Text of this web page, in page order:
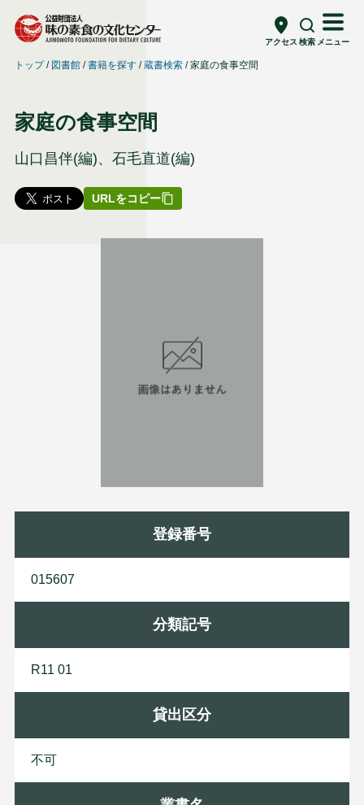
アクセス 検索 メニュー
トップ 図書館 書籍を探す 蔵書検索 家庭の食事空間
家庭の食事空間
山口昌伴(編)、石毛直道(編)
URLをコピー
登録番号
015607
分類記号
R11 01
貸出区分
不可